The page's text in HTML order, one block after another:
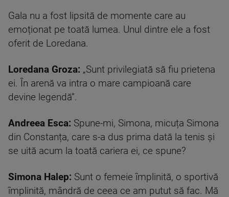
Gala nu a fost lipsită de momente care au
emoționat pe toată lumea. Unul dintre ele a fost
oferit de Loredana.
Loredana Groza: „Sunt privilegiată să fiu prietena
ei. În arenă va intra o mare campioană care
devine legendă”.
Andreea Esca: Spune-mi, Simona, micuța Simona
din Constanța, care s-a dus prima dată la tenis și
se uită acum la toată cariera ei, ce spune?
Simona Halep: Sunt o femeie împlinită, o sportivă
împlinită, mândră de ceea ce am putut să fac. Mă